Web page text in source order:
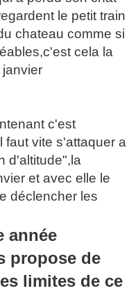
le petit train
chateau comme si
cela la
c'est
faut vite s'attaquer a
d'altitude",la
et avec elle le
déclencher les
année
propose de
limites de ce